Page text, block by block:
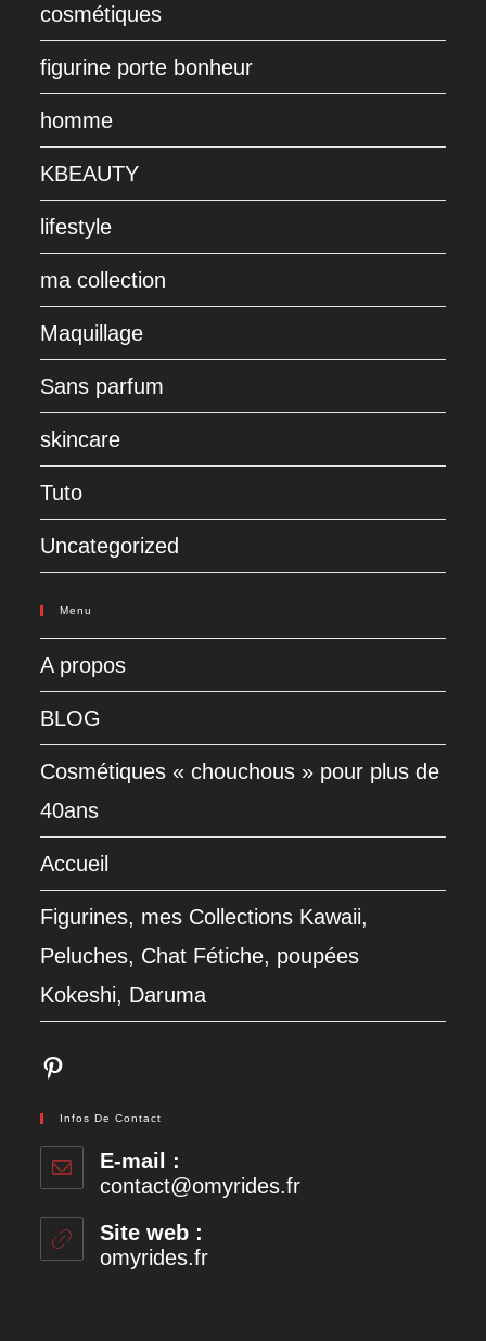
cosmétiques
figurine porte bonheur
homme
KBEAUTY
lifestyle
ma collection
Maquillage
Sans parfum
skincare
Tuto
Uncategorized
Menu
A propos
BLOG
Cosmétiques « chouchous » pour plus de
40ans
Accueil
Figurines, mes Collections Kawaii,
Peluches, Chat Fétiche, poupées
Kokeshi, Daruma
Pinterest
Infos De Contact
E-mail :
contact@omyrides.frS’ouvre
Site web :
omyrides.fr